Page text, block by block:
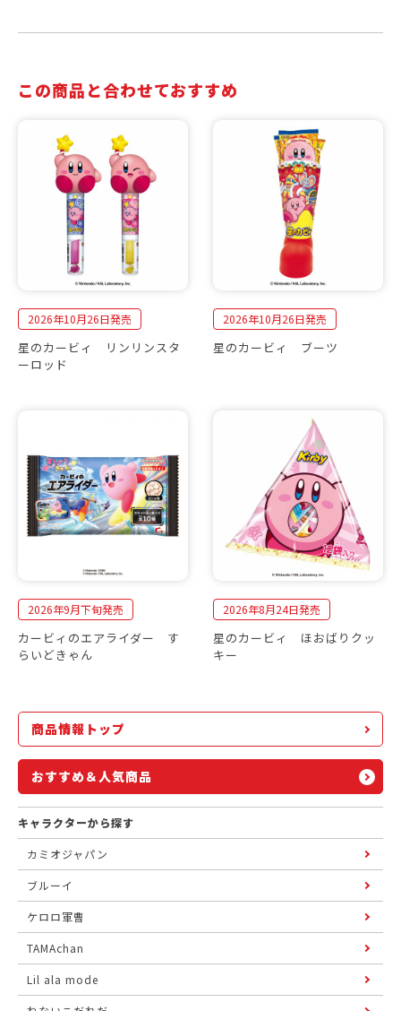
この商品と合わせておすすめ
2026年10月26日発売
星のカービィ リンリンスタ
ーロッド
2026年10月26日発売
星のカービィ ブーツ
2026年9月下旬発売
カービィのエアライダー す
らいどきゃん
2026年8月24日発売
星のカービィ ほおばりクッ
キー
商品情報トップ
おすすめ＆人気商品
キャラクターから探す
カミオジャパン
ブルーイ
ケロロ軍曹
TAMAchan
Lil ala mode